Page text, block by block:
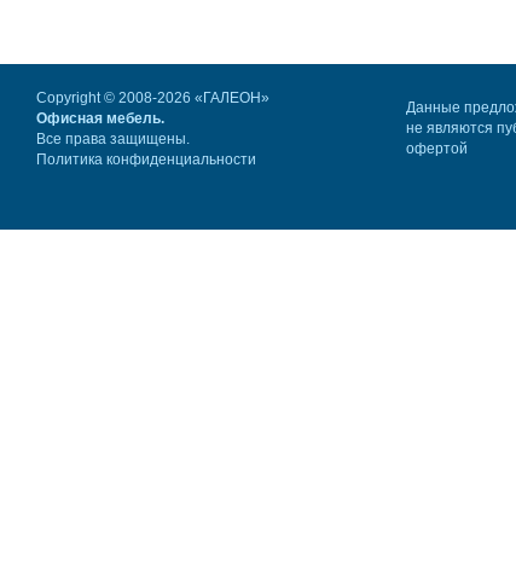
Copyright © 2008-2026 «ГАЛЕОН»
Офисная мебель.
Все права защищены.
Политика конфиденциальности
Данные
не являются
офертой